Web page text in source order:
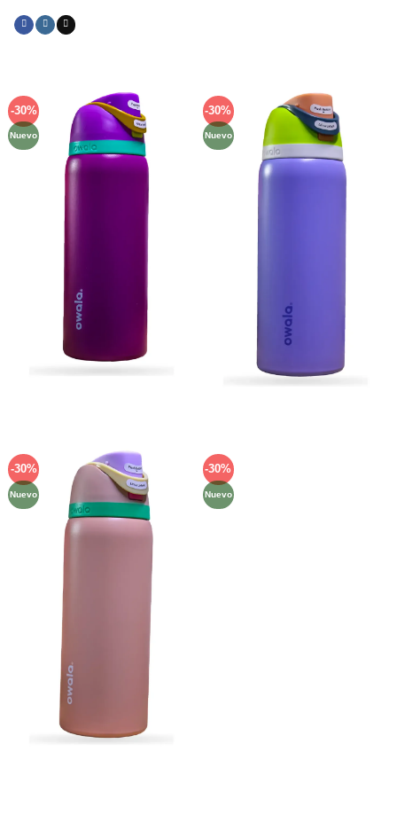
-30%
Nuevo
deseos
-30%
Nuevo
lista de
deseos
-30%
Nuevo
lista de
deseos
-30%
Nuevo